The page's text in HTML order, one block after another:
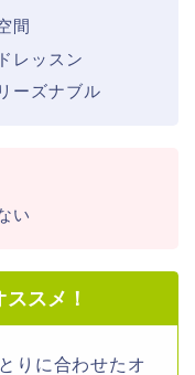
間
レッスン
ーズナブル
い
ススメ！
りに合わせたオ